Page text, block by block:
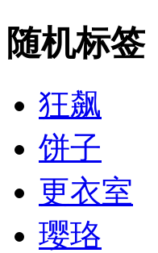
随机标签
狂飙
饼子
更衣室
璎珞